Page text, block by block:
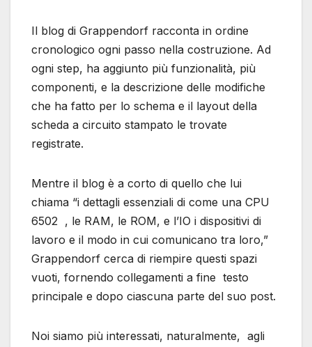
Il blog di Grappendorf racconta in ordine
cronologico ogni passo nella costruzione. Ad
ogni step, ha aggiunto più funzionalità, più
componenti, e la descrizione delle modifiche
che ha fatto per lo schema e il layout della
scheda a circuito stampato le trovate
registrate.
Mentre il blog è a corto di quello che lui
chiama “i dettagli essenziali di come una CPU
6502 , le RAM, le ROM, e l’IO i dispositivi di
lavoro e il modo in cui comunicano tra loro,”
Grappendorf cerca di riempire questi spazi
vuoti, fornendo collegamenti a fine testo
principale e dopo ciascuna parte del suo post.
Noi siamo più interessati, naturalmente, agli